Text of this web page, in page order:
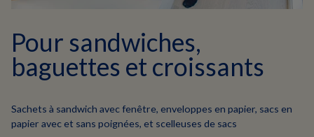
Pour sandwiches,
baguettes et croissants
Sachets à sandwich avec fenêtre, enveloppes en papier, sacs en
papier avec et sans poignées, et scelleuses de sacs